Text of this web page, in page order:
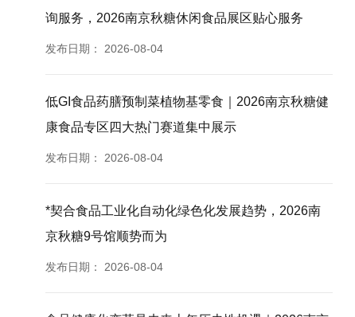
询服务，2026南京秋糖休闲食品展区贴心服务
发布日期： 2026-08-04
低GI食品药膳预制菜植物基零食｜2026南京秋糖健
康食品专区四大热门赛道集中展示
发布日期： 2026-08-04
*契合食品工业化自动化绿色化发展趋势，2026南
京秋糖9号馆顺势而为
发布日期： 2026-08-04